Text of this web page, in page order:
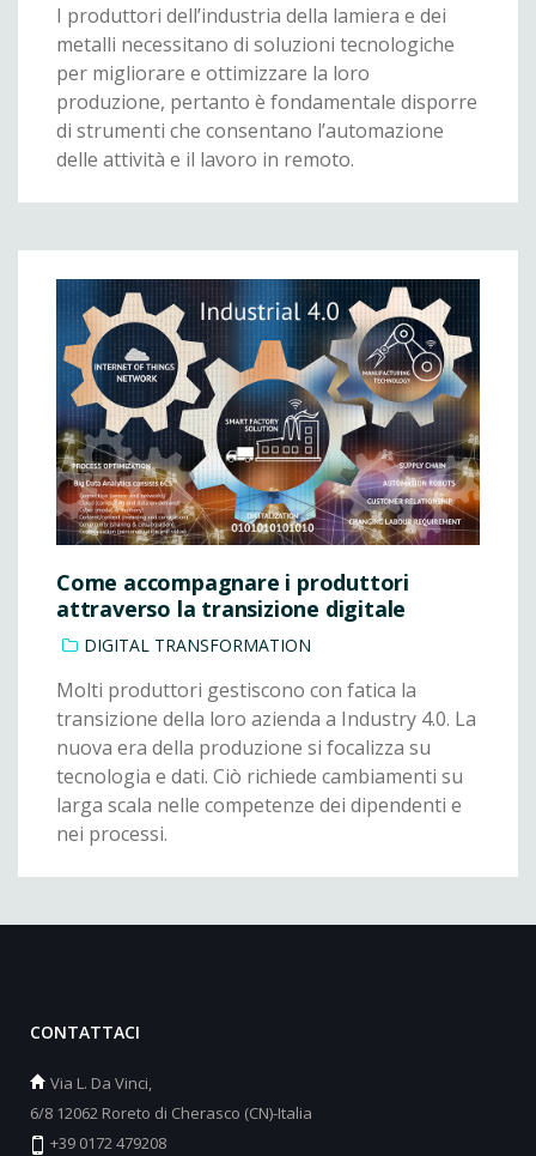
I produttori dell’industria della lamiera e dei
metalli necessitano di soluzioni tecnologiche
per migliorare e ottimizzare la loro
produzione, pertanto è fondamentale disporre
di strumenti che consentano l’automazione
delle attività e il lavoro in remoto.
Come accompagnare i produttori
attraverso la transizione digitale
DIGITAL TRANSFORMATION
Molti produttori gestiscono con fatica la
transizione della loro azienda a Industry 4.0. La
nuova era della produzione si focalizza su
tecnologia e dati. Ciò richiede cambiamenti su
larga scala nelle competenze dei dipendenti e
nei processi.
CONTATTACI
Via L. Da Vinci,
6/8 12062 Roreto di Cherasco (CN)-Italia
+39 0172 479208